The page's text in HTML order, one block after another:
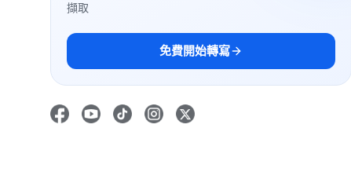
擷取
免費開始轉寫